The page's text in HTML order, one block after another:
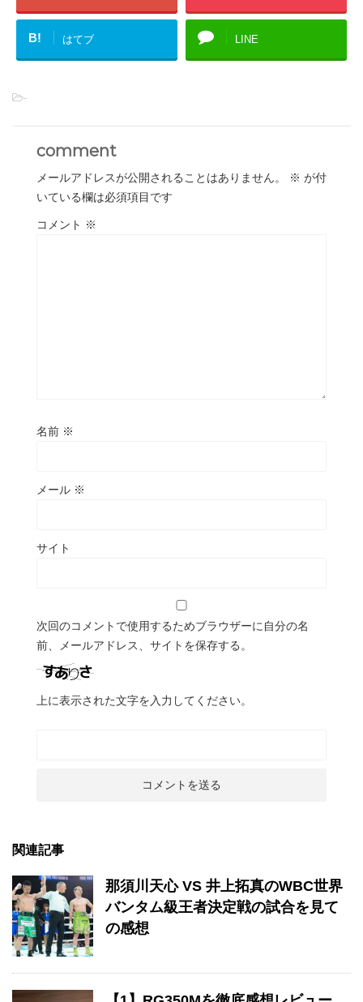
B! はてブ LINE
-
comment
メールアドレスが公開されることはありません。 ※ が付
いている欄は必須項目です
コメント ※
名前 ※
メール ※
サイト
次回のコメントで使用するためブラウザーに自分の名
前、メールアドレス、サイトを保存する。
上に表示された文字を入力してください。
関連記事
那須川天心 VS 井上拓真のWBC世界
バンタム級王者決定戦の試合を見て
の感想